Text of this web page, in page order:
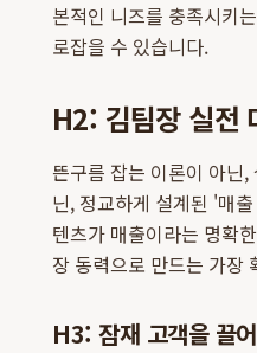
본적인 니즈를 충족시키
로잡을 수 있습니다.
H2: 김팀장 실전
뜬구름 잡는 이론이 아닌
닌, 정교하게 설계된 '매
텐츠가 매출이라는 명확
장 동력으로 만드는 가장
H3: 잠재 고객을 끌